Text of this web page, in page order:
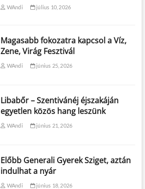
WAndi július 10, 2026
Magasabb fokozatra kapcsol a Víz,
Zene, Virág Fesztivál
WAndi június 25, 2026
Libabőr – Szentivánéj éjszakáján
egyetlen közös hang leszünk
WAndi június 21, 2026
Előbb Generali Gyerek Sziget, aztán
indulhat a nyár
WAndi június 18, 2026